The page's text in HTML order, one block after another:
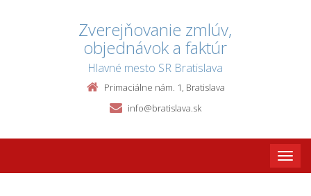
Zverejňovanie zmlúv,
objednávok a faktúr
Hlavné mesto SR Bratislava
Primaciálne nám. 1, Bratislava
info@bratislava.sk
Toggle